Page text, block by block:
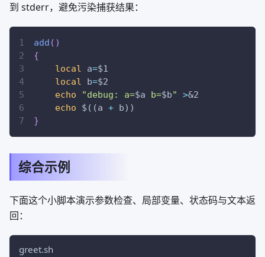
到 stderr，避免污染捕获结果：
add ( )
{
local
a=$1
local
b=$2
echo
"debug: a=$a b=$b" >&2
echo
$((a + b))
}
综合示例
下面这个小脚本演示参数检查、局部变量、状态码与文本返
回：
greet.sh